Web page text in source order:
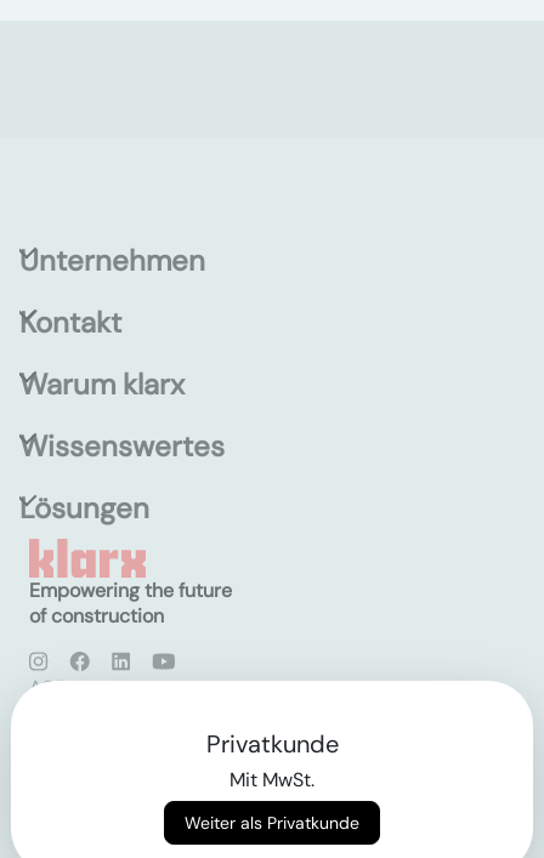
Unternehmen
Kontakt
Warum klarx
Wissenswertes
Lösungen
Empowering the future
of construction
AGB
Privatkunde
Mit MwSt.
Weiter als Privatkunde